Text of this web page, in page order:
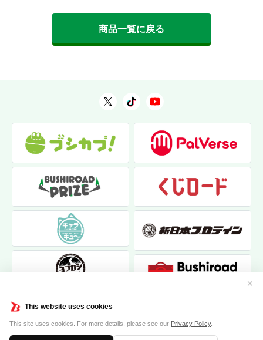
This website uses cookies
This site uses cookies. For more details, please see our Privacy Policy.
✕
商品一覧に戻る